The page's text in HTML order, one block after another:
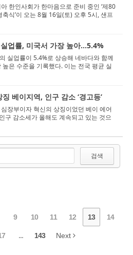
한인사회가 한마음으로 준비 중인 ‘제80
축식’이 오는 8월 16일(토) 오후 5시, 샌프
앙홀에...
업률, 미국서 가장 높아...5.4%
실업률이 5.4%로 상승해 네바다와 함께
높은 수준을 기록했다. 이는 전국 평균 실
크게 웃도는 수치다 20...
징 베이지역, 인구 감소 ‘경고등’
장부이자 혁신의 상징이었던 베이 에어
구 감소세가 올해도 계속되고 있는 것으
일 더 머큐리 뉴스의 보...
검색
9 10 11 12 13 14
... 143 Next